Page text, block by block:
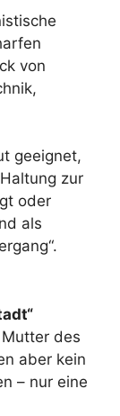
von
geeignet,
zur
oder
als
des
aber kein
– nur eine